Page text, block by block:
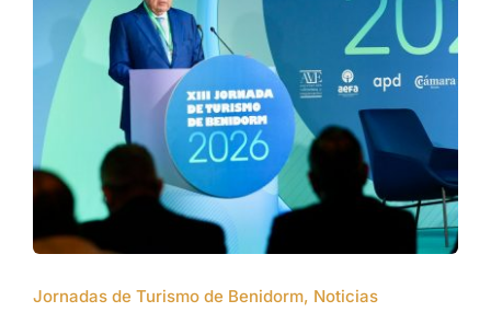
Jornadas de Turismo de Benidorm, Noticias